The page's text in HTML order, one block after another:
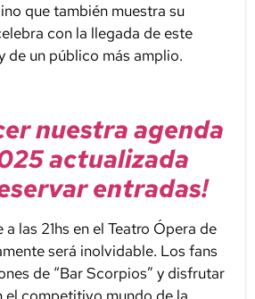
que también muestra su
con la llegada de este
de un público más amplio.
nuestra agenda
actualizada
entradas!
las 21hs en el Teatro Ópera de
será inolvidable. Los fans
de “Bar Scorpios” y disfrutar